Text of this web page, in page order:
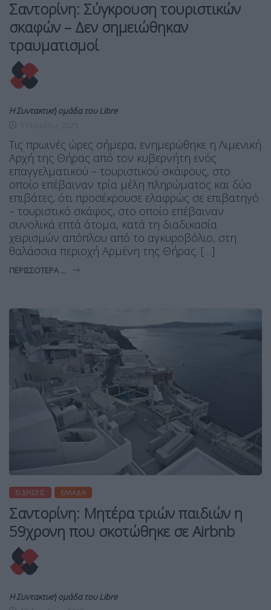
Σαντορίνη: Σύγκρουση τουριστικών
σκαφών – Δεν σημειώθηκαν
τραυματισμοί
Η Συντακτική ομάδα του Libre
Τις πρωινές ώρες σήμερα, ενημερώθηκε η Λιμενική
Αρχή της Θήρας από τον κυβερνήτη ενός
επαγγελματικού – τουριστικού σκάφους, στο
οποίο επέβαιναν τρία μέλη πληρώματος και δύο
επιβάτες, ότι προσέκρουσε ελαφρώς σε επιβατηγό
– τουριστικό σκάφος, στο οποίο επέβαιναν
συνολικά επτά άτομα, κατά τη διαδικασία
χειρισμών απόπλου από το αγκυροβόλιο, στη
θαλάσσια περιοχή Αρμένη της Θήρας. […]
ΠΕΡΙΣΣΌΤΕΡΑ ...
ΕΙΔΉΣΕΙΣ ΕΛΛΆΔΑ
Σαντορίνη: Μητέρα τριών παιδιών η
59χρονη που σκοτώθηκε σε Airbnb
Η Συντακτική ομάδα του Libre